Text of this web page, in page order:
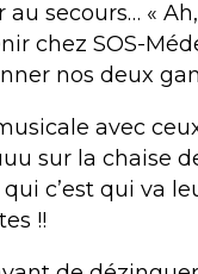
secours… «
chez SOS-
nos deux
avec
sur la chaise
c’est qui va
!!